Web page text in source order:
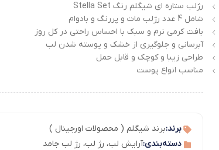
رژلب ستاره ای شیگلم رنگ Stella Set
شامل 4 عدد رژلب مات و پررنگ و بادوام
بافت کرمی نرم و سبک با احساس راحتی در کل روز
آبرسانی و جلوگیری از خشک و پوسته شدن لب
طراحی زیبا و کوچک و قابل حمل
مناسب انواع پوست
برند:برند شیگلم ( محصولات اورجینال )
دسته‌بندی:آرایش لب، رژ لب، رژ لب جامد